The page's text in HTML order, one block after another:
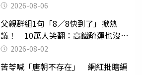
2026-08-06
父親群組1句「8／8快到了」掀熱
議！ 10萬人笑翻：高鐵疏運也沒列
父親節
2026-08-02
苦苓喊「唐朝不存在」 網紅批瞎編